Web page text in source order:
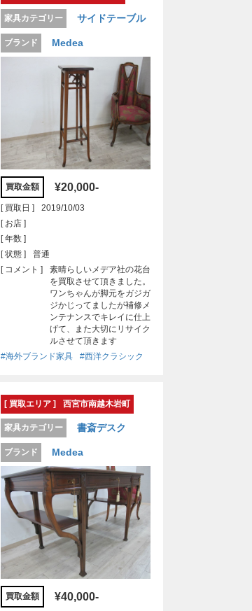
家具カテゴリー サイドテーブル
ブランド Medea
買取金額 ¥20,000-
[ 買取日 ]
2019/10/03
[ お店 ]
[ 年数 ]
[ 状態 ]
普通
[ コメント ]
素晴らしいメデア社の花台
を買取させて頂きました。
ワンちゃんが脚元をガジガ
ジかじってましたが補修メ
ンテナンスでキレイに仕上
げて、また大切にリサイク
ルさせて頂きます
#海外ブランド家具
#西洋クラシック
[ 買取エリア ] 西宮市南越木岩町
家具カテゴリー 書斎デスク
ブランド Medea
買取金額 ¥40,000-